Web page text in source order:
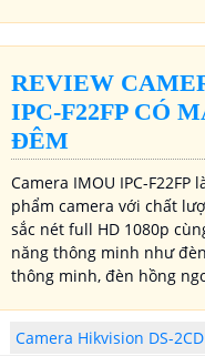
REVIEW
IPC-F22FP CÓ
ĐÊM
Camera IMOU IPC-F22FP
phẩm camera với chất
sắc nét full HD 1080p
năng thông minh như
thông minh, đèn hồng
Camera Hikvision DS-